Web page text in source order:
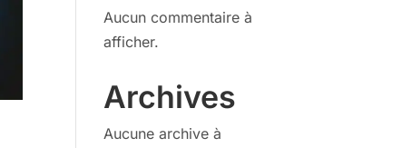
Aucun commentaire à
afficher.
Archives
Aucune archive à